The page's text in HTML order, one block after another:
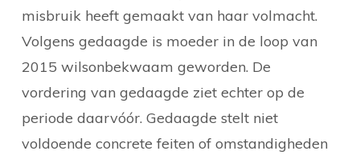
misbruik heeft gemaakt van haar volmacht.
Volgens gedaagde is moeder in de loop van
2015 wilsonbekwaam geworden. De
vordering van gedaagde ziet echter op de
periode daarvóór. Gedaagde stelt niet
voldoende concrete feiten of omstandigheden